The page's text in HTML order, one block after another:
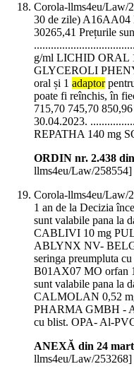
Corola-llms4eu/Law/
30 de zile) A16AA04
30265,41 Prețurile
g/ml LICHID ORAL
GLYCEROLI
oral și 1 adaptor
poate fi reînchis, în
715,70 745,70
30.04.2023.
REPATHA 140 mg
ORDIN nr. 2.438
llms4eu/Law/258554]
Corola-llms4eu/Law/
1 an de la Decizia
sunt valabile pana la
CABLIVI 10 mg
ABLYNX NV-
seringa preumpluta
B01AX07 MO orfan
sunt valabile pana la
CALMOLAN 0,52
PHARMA GMBH -
cu blist. OPA- Al-
ANEXĂ din 24
llms4eu/Law/253268]